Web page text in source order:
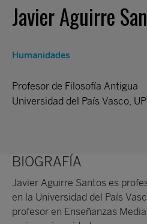
Javier Aguirre
Humanidades
Profesor de Filosofía Antigua
Universidad del País Vasco,
BIOGRAFÍA
Javier Aguirre Santos es
en la Universidad del País
profesor en Enseñanzas